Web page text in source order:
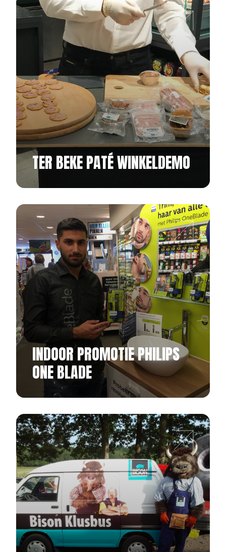
TER BEKE PATÉ WINKELDEMO
INDOOR PROMOTIE PHILIPS
ONE BLADE